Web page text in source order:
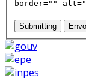
border=""
Submitting